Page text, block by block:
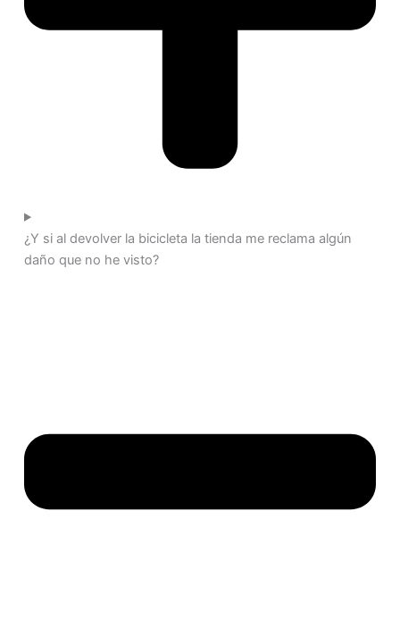
¿Y si al devolver la bicicleta la tienda me reclama algún
daño que no he visto?